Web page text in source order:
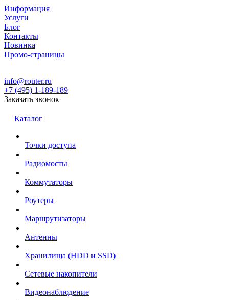
Информация
Услуги
Блог
Контакты
Новинка
Промо-страницы
info@router.ru
+7 (495) 1-189-189
Заказать звонок
Каталог
Точки доступа
Радиомосты
Коммутаторы
Роутеры
Маршрутизаторы
Антенны
Хранилища (HDD и SSD)
Сетевые накопители
Видеонаблюдение